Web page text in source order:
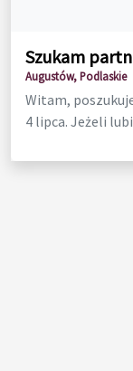
Szukam
Augustów, Podlaskie
Witam,
4 lipca. Jeżeli